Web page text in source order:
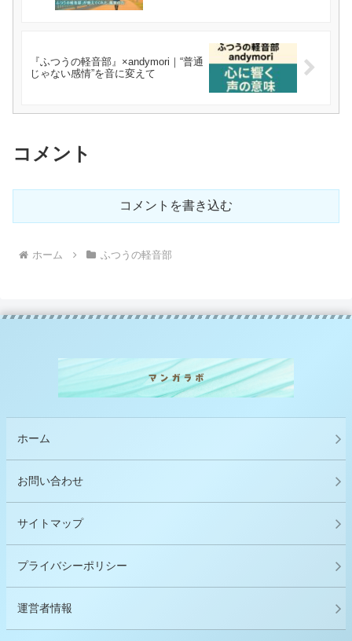
『ふつうの軽音部』×andymori｜“普通
じゃない感情”を音に変えて
コメント
コメントを書き込む
ホーム ふつうの軽音部
ホーム
お問い合わせ
サイトマップ
プライバシーポリシー
運営者情報